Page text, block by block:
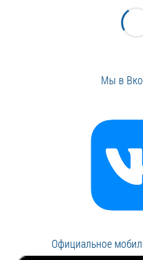
Мы в
Официальное